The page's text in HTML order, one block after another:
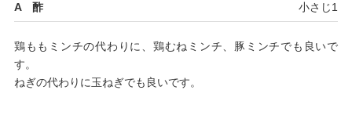
A 酢 小さじ1
鶏ももミンチの代わりに、鶏むねミンチ、豚ミンチでも良いで
す。
ねぎの代わりに玉ねぎでも良いです。